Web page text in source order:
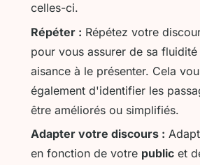
celles-ci.
Répéter : Répétez votre
pour vous assurer de sa
aisance à le présenter. Cela
également d'identifier les
être améliorés ou simplifiés.
Adapter votre discours :
en fonction de votre public et